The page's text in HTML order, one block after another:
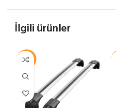
İlgili ürünler
-12%